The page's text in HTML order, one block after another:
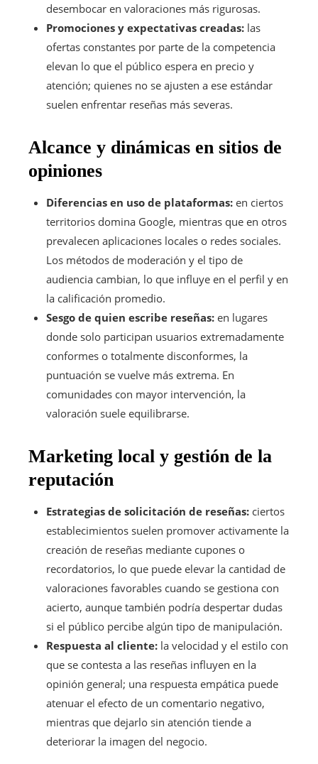
desembocar en valoraciones más rigurosas.
Promociones y expectativas creadas: las
ofertas constantes por parte de la competencia
elevan lo que el público espera en precio y
atención; quienes no se ajusten a ese estándar
suelen enfrentar reseñas más severas.
Alcance y dinámicas en sitios de
opiniones
Diferencias en uso de plataformas: en ciertos
territorios domina Google, mientras que en otros
prevalecen aplicaciones locales o redes sociales.
Los métodos de moderación y el tipo de
audiencia cambian, lo que influye en el perfil y en
la calificación promedio.
Sesgo de quien escribe reseñas: en lugares
donde solo participan usuarios extremadamente
conformes o totalmente disconformes, la
puntuación se vuelve más extrema. En
comunidades con mayor intervención, la
valoración suele equilibrarse.
Marketing local y gestión de la
reputación
Estrategias de solicitación de reseñas: ciertos
establecimientos suelen promover activamente la
creación de reseñas mediante cupones o
recordatorios, lo que puede elevar la cantidad de
valoraciones favorables cuando se gestiona con
acierto, aunque también podría despertar dudas
si el público percibe algún tipo de manipulación.
Respuesta al cliente: la velocidad y el estilo con
que se contesta a las reseñas influyen en la
opinión general; una respuesta empática puede
atenuar el efecto de un comentario negativo,
mientras que dejarlo sin atención tiende a
deteriorar la imagen del negocio.